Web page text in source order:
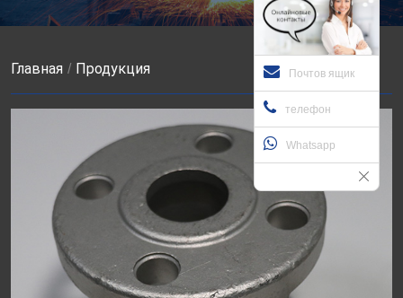
Главная Продукция Почтов ящик
телефон
Whatsapp